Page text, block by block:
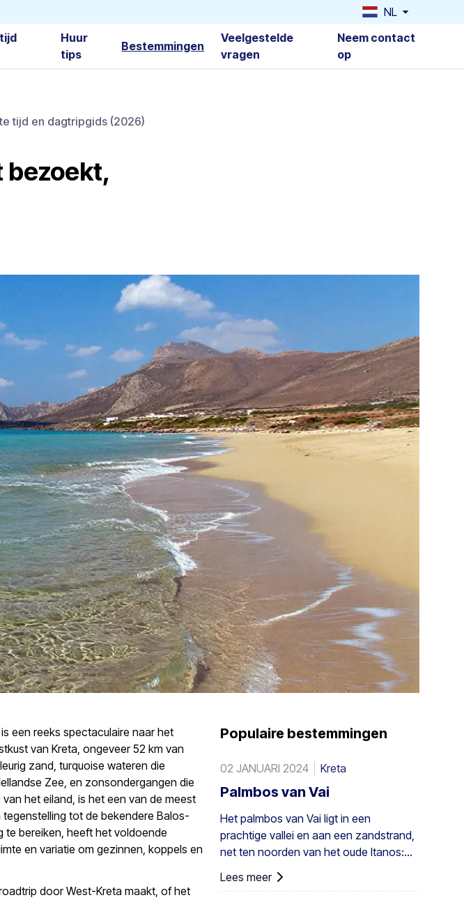
NL
Huur
tips
Bestemmingen
Veelgestelde
vragen
Neem contact
op
tijd en dagtripgids (2026)
bezoekt,
een reeks spectaculaire naar het
van Kreta, ongeveer 52 km van
zand, turquoise wateren die
Zee, en zonsondergangen die
het eiland, is het een van de meest
tot de bekendere Balos-
te bereiken, heeft het voldoende
en variatie om gezinnen, koppels en
door West-Kreta maakt, of het
Populaire bestemmingen
02 JANUARI 2024 Kreta
Palmbos van Vai
Het palmbos van Vai ligt in een
prachtige vallei en aan een zandstrand,
net ten noorden van het oude Itanos:
28 km van Sitia, 8 km van Palaikastro en
6 km van Toplou via hun respectieve
Lees meer